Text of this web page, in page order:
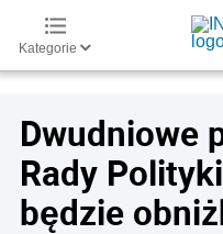
Kategorie
Dwudniowe
Rady
będzie